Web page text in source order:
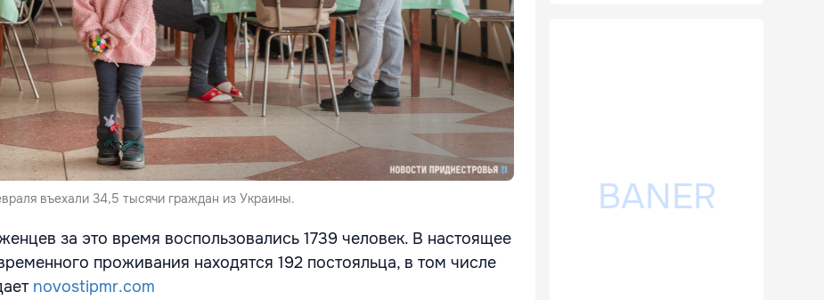
въехали 34,5 тысячи граждан из Украины.
за это время воспользовались 1739 человек. В настоящее
проживания находятся 192 постояльца, в том числе
novostipmr.com